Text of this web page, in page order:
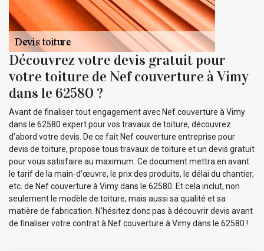
Découvrez votre devis gratuit pour
votre toiture de Nef couverture à Vimy
dans le 62580 ?
Avant de finaliser tout engagement avec Nef couverture à Vimy
dans le 62580 expert pour vos travaux de toiture, découvrez
d’abord votre devis. De ce fait Nef couverture entreprise pour
devis de toiture, propose tous travaux de toiture et un devis gratuit
pour vous satisfaire au maximum. Ce document mettra en avant
le tarif de la main-d’œuvre, le prix des produits, le délai du chantier,
etc. de Nef couverture à Vimy dans le 62580. Et cela inclut, non
seulement le modèle de toiture, mais aussi sa qualité et sa
matière de fabrication. N’hésitez donc pas à découvrir devis avant
de finaliser votre contrat à Nef couverture à Vimy dans le 62580 !